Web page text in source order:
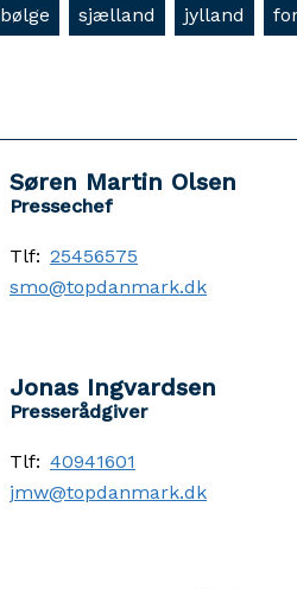
bølge sjælland jylland
Søren Martin Olsen
Pressechef
Tlf: 25456575
smo@topdanmark.dk
Jonas Ingvardsen
Presserådgiver
Tlf: 40941601
jmw@topdanmark.dk